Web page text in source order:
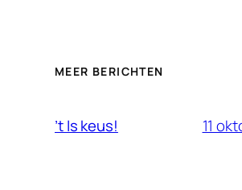
MEER BERICHTEN
’t Is keus! 11